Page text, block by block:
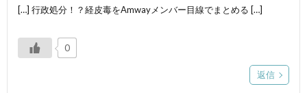
[…] 行政処分！？経皮毒をAmwayメンバー目線でまとめる […]
0
返信